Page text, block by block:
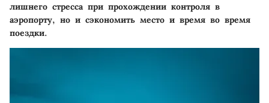
лишнего стресса при прохождении контроля в
аэропорту, но и сэкономить место и время во время
поездки.